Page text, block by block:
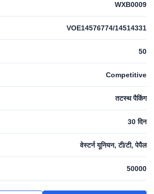
WXB0009
VOE14576774/14514331
50
Competitive
तटस्थ पैकिंग
30 दिन
वेस्टर्न यूनियन, टी/टी, पेपैल
50000